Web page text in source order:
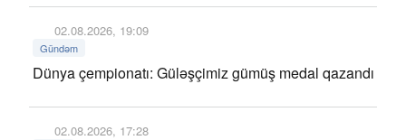
02.08.2026, 19:09
Gündəm
Dünya çempionatı: Güləşçimiz gümüş medal qazandı
02.08.2026, 17:28